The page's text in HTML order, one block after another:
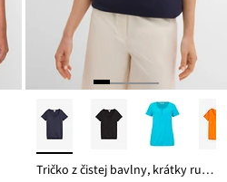
Tričko z čistej bavlny, krátky rukáv